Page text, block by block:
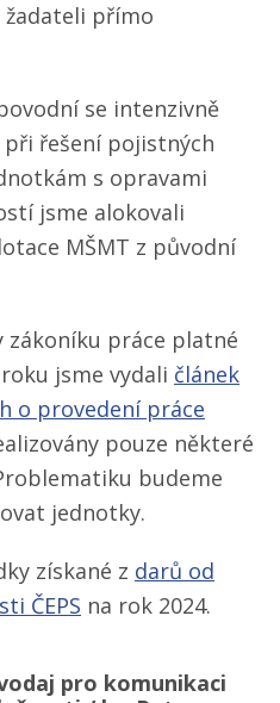
přímo
se intenzivně
řešení pojistných
s opravami
jsme alokovali
MŠMT z původní
zákoníku práce platné
jsme vydali článek
o provedení práce
pouze některé
budeme
jednotky.
získané z darů od
ČEPS na rok 2024.
pro komunikaci